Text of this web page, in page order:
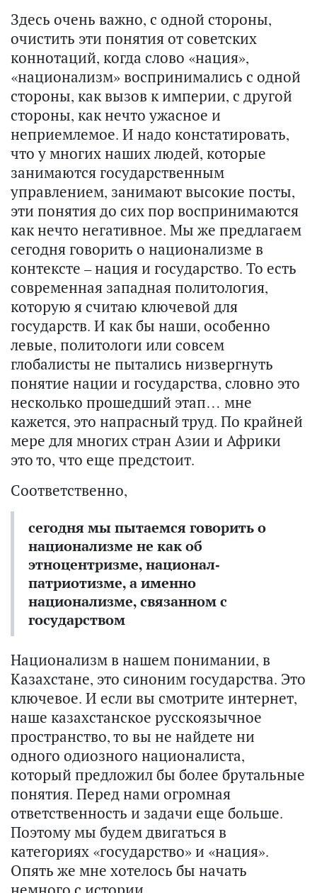
Здесь очень важно, с одной стороны,
очистить эти понятия от советских
коннотаций, когда слово «нация»,
«национализм» воспринимались с одной
стороны, как вызов к империи, с другой
стороны, как нечто ужасное и
неприемлемое. И надо констатировать,
что у многих наших людей, которые
занимаются государственным
управлением, занимают высокие посты,
эти понятия до сих пор воспринимаются
как нечто негативное. Мы же предлагаем
сегодня говорить о национализме в
контексте – нация и государство. То есть
современная западная политология,
которую я считаю ключевой для
государств. И как бы наши, особенно
левые, политологи или совсем
глобалисты не пытались низвергнуть
понятие нации и государства, словно это
несколько прошедший этап… мне
кажется, это напрасный труд. По крайней
мере для многих стран Азии и Африки
это то, что еще предстоит.
Соответственно,
сегодня мы пытаемся говорить о
национализме не как об
этноцентризме, национал-
патриотизме, а именно
национализме, связанном с
государством
Национализм в нашем понимании, в
Казахстане, это синоним государства. Это
ключевое. И если вы смотрите интернет,
наше казахстанское русскоязычное
пространство, то вы не найдете ни
одного одиозного националиста,
который предложил бы более брутальные
понятия. Перед нами огромная
ответственность и задачи еще больше.
Поэтому мы будем двигаться в
категориях «государство» и «нация».
Опять же мне хотелось бы начать